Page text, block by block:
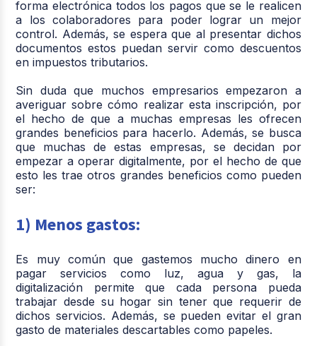
forma electrónica todos los pagos que se le realicen
a los colaboradores para poder lograr un mejor
control. Además, se espera que al presentar dichos
documentos estos puedan servir como descuentos
en impuestos tributarios.
Sin duda que muchos empresarios empezaron a
averiguar sobre cómo realizar esta inscripción, por
el hecho de que a muchas empresas les ofrecen
grandes beneficios para hacerlo. Además, se busca
que muchas de estas empresas, se decidan por
empezar a operar digitalmente, por el hecho de que
esto les trae otros grandes beneficios como pueden
ser:
1) Menos gastos:
Es muy común que gastemos mucho dinero en
pagar servicios como luz, agua y gas, la
digitalización permite que cada persona pueda
trabajar desde su hogar sin tener que requerir de
dichos servicios. Además, se pueden evitar el gran
gasto de materiales descartables como papeles.